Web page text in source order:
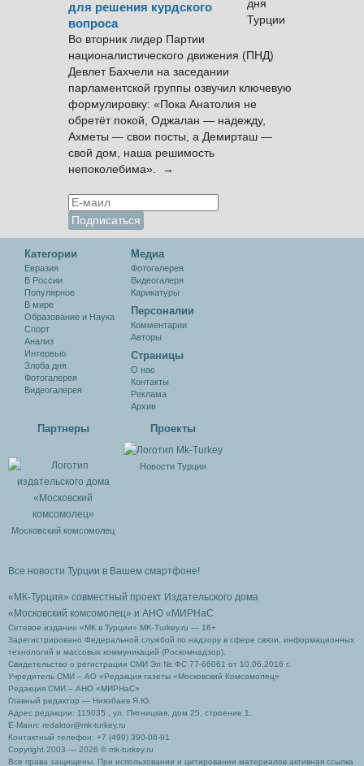
для решения курдского
вопроса
Во вторник лидер Партии
националистического движения (ПНД)
Девлет Бахчели на заседании
парламентской группы озвучил ключевую
формулировку: «Пока Анатолия не
обретёт покой, Оджалан — надежду,
Ахметы — свои посты, а Демирташ —
свой дом, наша решимость
непоколебима». →
Категории
Евразия
В России
Популярное
В мире
Образование и Наука
Спорт
Анализ
Интервью
Злоба дня
Фотогалерея
Видеогалерея
Медиа
Фотогалерея
Видеогалеря
Карикатуры
Персоналии
Комментарии
Авторы
Cтраницы
О нас
Контакты
Реклама
Архив
Партнеры
Московский комсомолец
Проекты
Новости Турции
Все новости Турции в Вашем смартфоне!
«МК-Турция» совместный проект Издательского дома
«Московский комсомолец» и АНО «МИРНаС
Сетевое издание «МК в Турции» MK-Turkey.ru — 16+
Зарегистрировано Федеральной службой по надзору в сфере связи, информационных
технологий и массовых коммуникаций (Роскомнадзор).
Свидетельство о регистрации СМИ Эл № ФС 77-66061 от 10.06.2016 г.
Учредитель СМИ – АО «Редакция газеты «Московский Комсомолец»
Редакция СМИ – АНО «МИРНаС»
Главный редактор — Ниязбаев Я.Ю.
Адрес редакции: 115035 , ул. Пятницкая, дом 25, строение 1.
Е-Маил: redaktor@mk-turkey.ru
Контактный телефон: +7 (499) 390-08-91
Copyright 2003 — 2026 © mk-turkey.ru
Все права защищены. При использовании и цитировании материалов активная ссылка